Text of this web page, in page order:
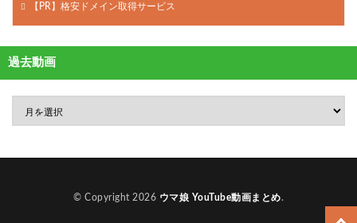
【PR】格安ドメイン取得サービス
過去動画
© Copyright 2026 ウマ娘 YouTube動画まとめ.